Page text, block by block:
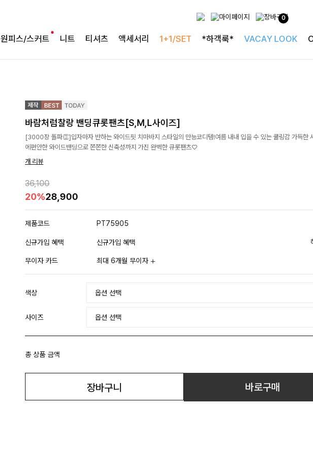
0
원피스/스커트 니트 티셔츠 액세서리 1+1/SET *하객룩* VACAY LOOK
바람처럼찰랑 밴딩큐롯팬츠[S,M,L사이즈]
[3000장 돌파👏]입자마자 반하는 와이드핏 치마바지 스타일의 만능코디템!여름 내내 입을 수 있는 쿨링감 가득한
에편안한 와이드밴딩으로 쫀쫀한 신축성까지 가진 완벽한 큐롯팬츠♡
개 리뷰
36,100
20%28,900
제품코드 PT75905
신규가입 혜택 신규가입 혜택
무이자 카드 최대 6개월 무이자
색상
사이즈
총 상품 금액
장바구니 바로구매